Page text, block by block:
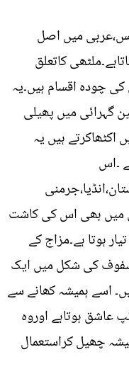
میں اصل
کاتعلق
چودہ اقسام ہیں۔یہ
گہرائی میں پھیلی
ہیں یہ
۔اس
میں بھی اس کی کاشت
ہوتا ہے۔مزاج کے
کی شکل میں ایک
اسے ہمیشہ کھانے سے
عاشق ہوتاہے اوروہ
چھیل کراستعمال